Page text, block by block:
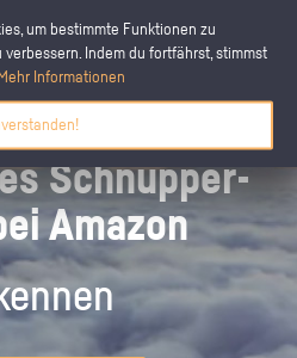
um bestimmte Funktionen zu
Indem du fortfährst, stimmst
Mehr Informationen
Schnupper­
Amazon